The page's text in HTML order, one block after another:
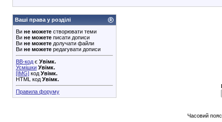
Ваші права у розділі
Ви не можете створювати теми
Ви не можете писати дописи
Ви не можете долучати файли
Ви не можете редагувати дописи
BB-код є Увімк.
Усмішки Увімк.
[IMG] код Увімк.
HTML код Увімк.
Правила форуму
Часовий